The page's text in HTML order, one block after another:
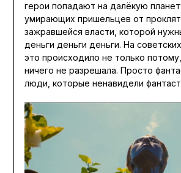
герои попадают на далёкую
умирающих пришельцев от
зажравшейся власти, которой
деньги деньги деньги. На
это происходило не только
ничего не разрешала. Просто
люди, которые ненавидели